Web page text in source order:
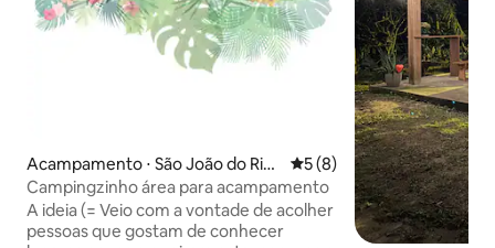
Acampamento ⋅ São João do Rio
Vermelho
5 de uma avaliação média
5 (8)
Campingzinho área para acampamento
A ideia (= Veio com a vontade de acolher
pessoas que gostam de conhecer